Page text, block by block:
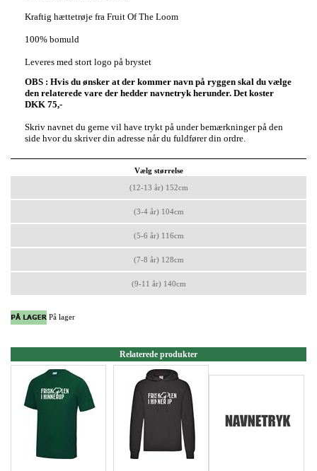
Kraftig hættetrøje fra Fruit Of The Loom
100% bomuld
Leveres med stort logo på brystet
OBS : Hvis du ønsker at der kommer navn på ryggen skal du vælge
den relaterede vare der hedder navnetryk herunder. Det koster
DKK 75,-
Skriv navnet du gerne vil have trykt på under bemærkninger på den
side hvor du skriver din adresse når du fuldfører din ordre.
Vælg størrelse
(12-13 år) 152cm
(3-4 år) 104cm
(5-6 år) 116cm
(7-8 år) 128cm
(9-11 år) 140cm
På lager
Relaterede produkter